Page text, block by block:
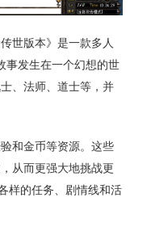
世版本》是一款多人
事发生在一个幻想的世
、法师、道士等，并
和金币等资源。这些
从而更强大地挑战更
样的任务、剧情线和活